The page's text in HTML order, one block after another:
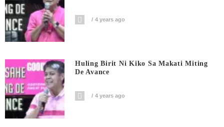
4 years ago
Huling Birit Ni Kiko Sa Makati Miting
De Avance
4 years ago